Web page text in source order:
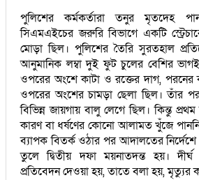
পুলিশের কর্মকর্তারা তনুর মৃতদেহ
সিএমএইচের জরুরি বিভাগে একটি
মোড়া ছিল। পুলিশের তৈরি সুরতহাল
আনুমানিক লম্বা দুই ফুট চুলের বেশির
ওপরের অংশে কাটা ও রক্তের দাগ, পরনের
ওপরের অংশের চামড়া ছেলা ছিল। তাঁর
বিভিন্ন জায়গায় বালু লেগে ছিল। কিন্তু
কারণ বা ধর্ষণের কোনো আলামত খুঁজে
ব্যাপক বিতর্ক ওঠার পর আদালতের
তুলে দ্বিতীয় দফা ময়নাতদন্ত হয়।
প্রতিবেদন দেওয়া হয়, তাতে বলা হয়, মৃত্যুর